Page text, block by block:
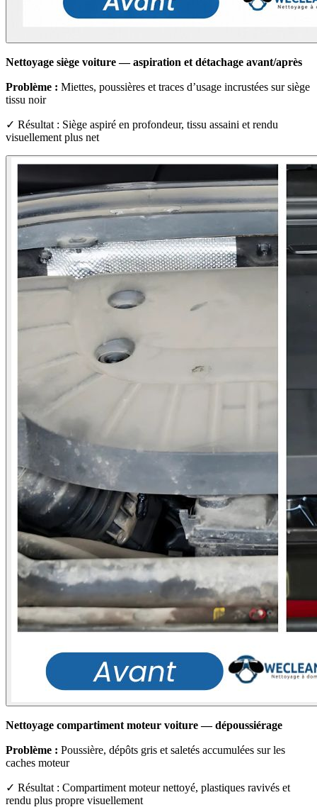
Nettoyage siège voiture — aspiration et détachage avant/après
Problème : Miettes, poussières et traces d’usage incrustées sur siège
tissu noir
✓ Résultat : Siège aspiré en profondeur, tissu assaini et rendu
visuellement plus net
Nettoyage compartiment moteur voiture — dépoussiérage
Problème : Poussière, dépôts gris et saletés accumulées sur les
caches moteur
✓ Résultat : Compartiment moteur nettoyé, plastiques ravivés et
rendu plus propre visuellement